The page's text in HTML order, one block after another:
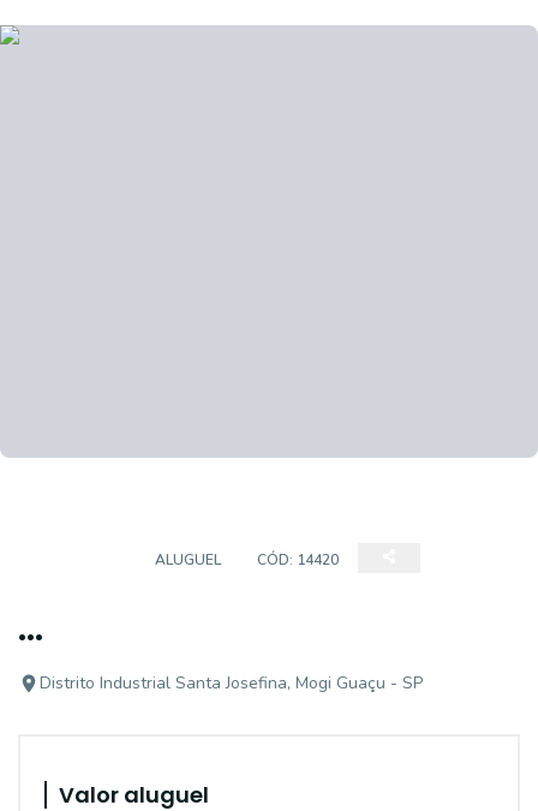
ALUGUEL CÓD: 14420
...
Distrito Industrial Santa Josefina, Mogi Guaçu - SP
Valor aluguel